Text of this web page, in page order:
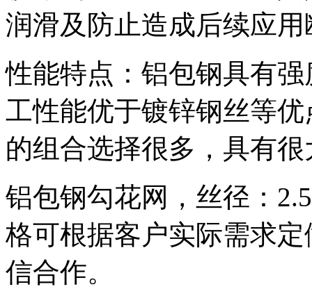
润滑及防止造成后续应
性能特点：铝包钢具有
工性能优于镀锌钢丝等
的组合选择很多，具有
铝包钢勾花网，丝径：
格可根据客户实际需求
信合作。